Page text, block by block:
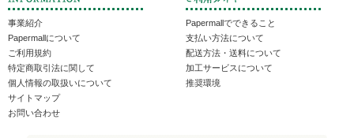
事業紹介
Papermallについて
ご利用規約
特定商取引法に関して
個人情報の取扱いについて
サイトマップ
お問い合わせ
Papermallでできること
支払い方法について
配送方法・送料について
加工サービスについて
推奨環境